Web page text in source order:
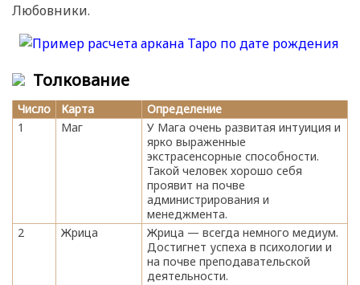
Любовники.
Толкование
Число Карта
Определение
1
Маг
У Мага очень развитая интуиция и
ярко выраженные
экстрасенсорные способности.
Такой человек хорошо себя
проявит на почве
администрирования и
менеджмента.
2
Жрица
Жрица — всегда немного медиум.
Достигнет успеха в психологии и
на почве преподавательской
деятельности.